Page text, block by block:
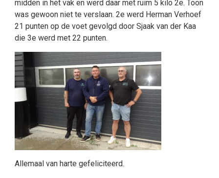
midden in het vak en werd daar met ruim 5 kilo 2e. Toon
was gewoon niet te verslaan. 2e werd Herman Verhoef
21 punten op de voet gevolgd door Sjaak van der Kaa
die 3e werd met 22 punten.
Allemaal van harte gefeliciteerd.